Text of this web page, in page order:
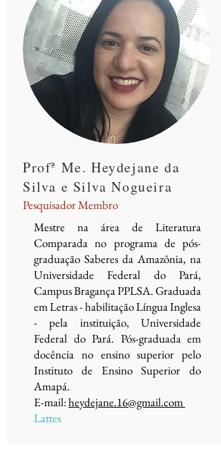
Profª Me. Heydejane da
Silva e Silva Nogueira
Pesquisador Membro
Mestre na área de Literatura
Comparada no programa de pós-
graduação Saberes da Amazônia, na
Universidade Federal do Pará,
Campus Bragança PPLSA. Graduada
em Letras - habilitação Língua Inglesa
- pela instituição, Universidade
Federal do Pará. Pós-graduada em
docência no ensino superior pelo
Instituto de Ensino Superior do
Amapá.
E-mail:heydejane.16@gmail.com
Lattes